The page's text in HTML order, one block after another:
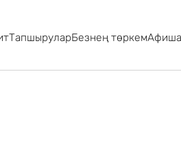
ТапшыруларБезнең төркемАфиша